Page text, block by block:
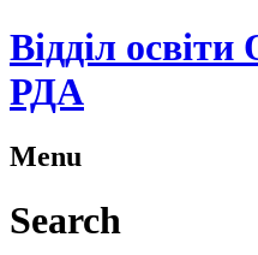
Відділ освіти
РДА
Menu
Search